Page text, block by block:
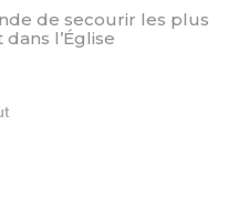
de secourir les plus
l’Église